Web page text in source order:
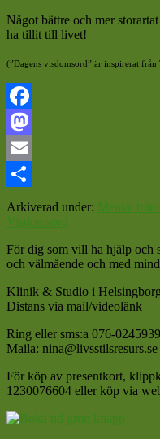
Något bättre och mer
ha tillit till livet!
(”Dagens visdomsord” är inspirerat
Facebook
Mastodon
Email
Dela
Arkiverad under: Mental
Visdomsord
För dig som vill ha hjälp och
och välmående och med
Klinik & Studio i Helsingborg
Distans via mail/videolänk
Ring eller sms:a 076-0245939
Maila: nina@livsstilsresurs.se
För köp av presentkort,
1230076604 eller köp via